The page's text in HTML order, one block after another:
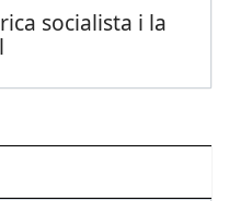
socialista i la